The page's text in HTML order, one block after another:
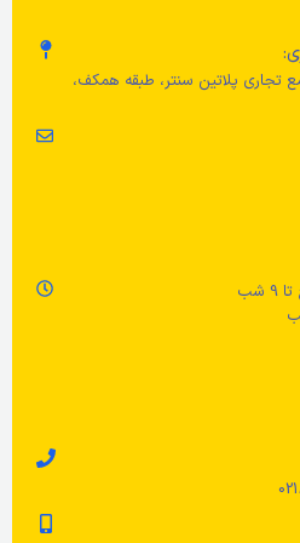
تجاری پلاتین سنتر، طبقه همکف،